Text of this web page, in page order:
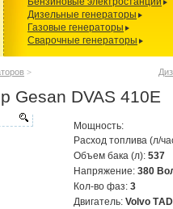
Дизельные генераторы
Газовые генераторы
Сварочные генераторы
>
Gesan DVAS 410E
Мощность:
Расход топлива (л/
Объем бака (л): 537
Напряжение: 380
Кол-во фаз: 3
Двигатель: Volvo